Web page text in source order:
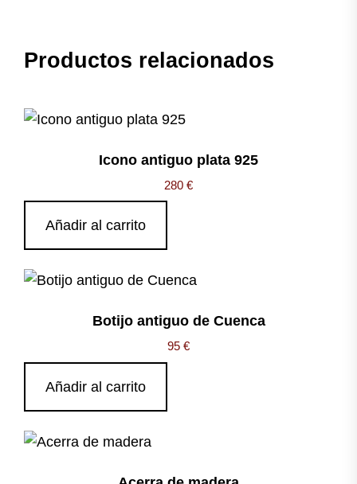
Productos relacionados
Icono antiguo plata 925
280 €
Añadir al carrito
Botijo antiguo de Cuenca
95 €
Añadir al carrito